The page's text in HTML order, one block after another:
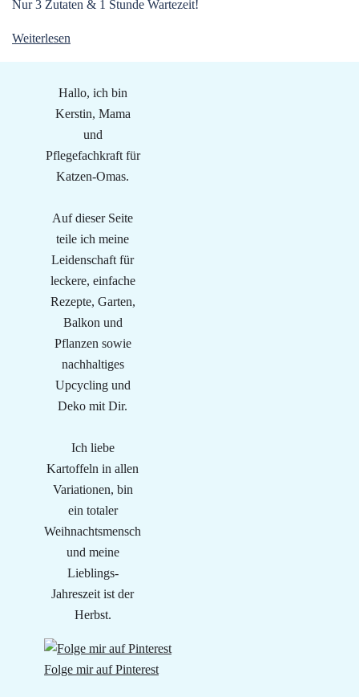
Nur 3 Zutaten & 1 Stunde Wartezeit!
Weiterlesen
Hallo, ich bin
Kerstin, Mama
und
Pflegefachkraft für
Katzen-Omas.
Auf dieser Seite
teile ich meine
Leidenschaft für
leckere, einfache
Rezepte, Garten,
Balkon und
Pflanzen sowie
nachhaltiges
Upcycling und
Deko mit Dir.
Ich liebe
Kartoffeln in allen
Variationen, bin
ein totaler
Weihnachtsmensch
und meine
Lieblings-
Jahreszeit ist der
Herbst.
Folge mir auf Pinterest